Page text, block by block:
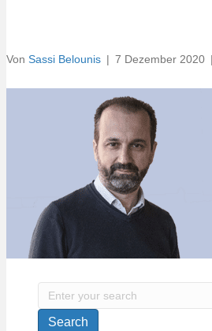
Von Sassi Belounis | 7 Dezember 2020 |
Search